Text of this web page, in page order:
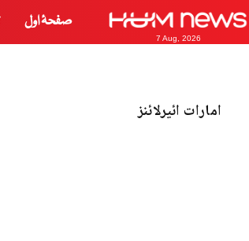
7 Aug, 2026
صفحۂ اول
امارات ائیرلائنز